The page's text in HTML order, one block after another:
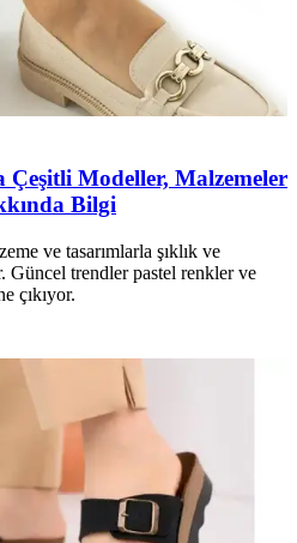
Çeşitli Modeller, Malzemeler
Bilgi
ve tasarımlarla şıklık ve
trendler pastel renkler ve
çıkıyor.